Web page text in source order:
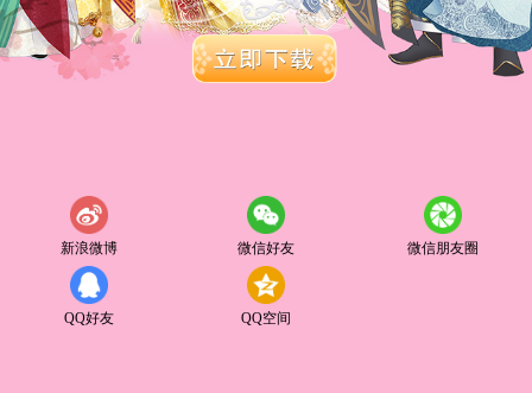
新浪微博 微信好友 微信朋友圈
QQ好友 QQ空间